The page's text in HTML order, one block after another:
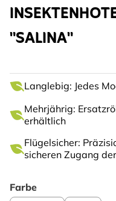
"SALINA"
Langlebig: Jedes
Mehrjährig:
erhältlich
Flügelsicher:
sicheren Zugang
Farbe